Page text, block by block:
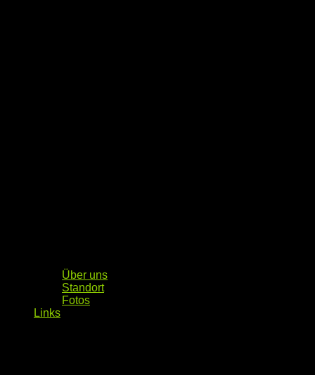
Über uns
Standort
Fotos
Links